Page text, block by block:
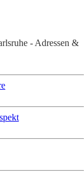
- Adressen &